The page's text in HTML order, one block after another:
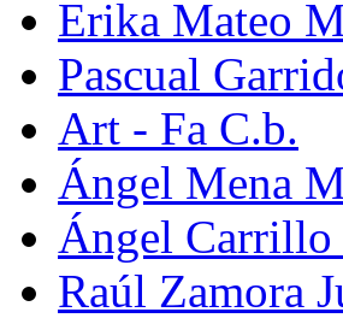
Erika Mateo
Pascual
Art - Fa C.b.
Ángel Mena
Ángel Carrillo
Raúl Zamora